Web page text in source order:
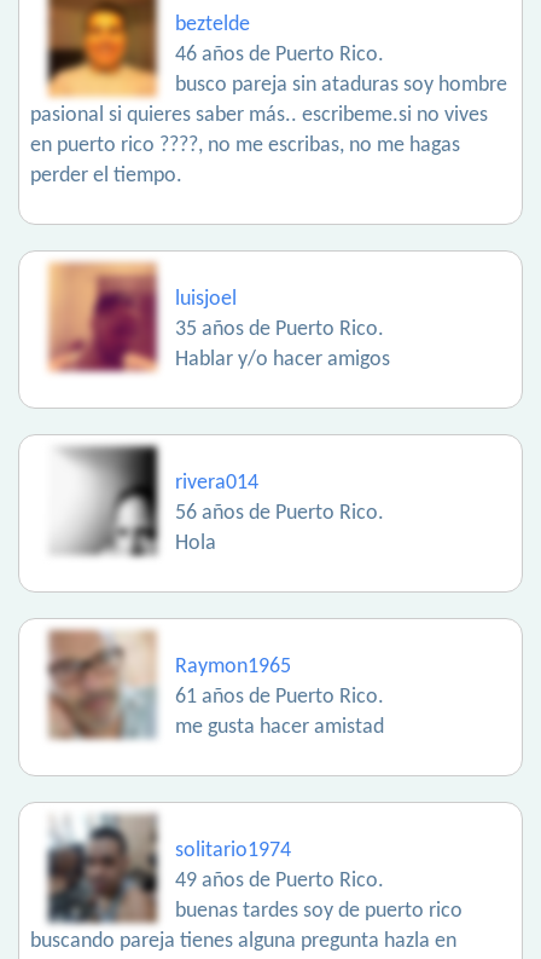
beztelde
46 años de Puerto Rico.
busco pareja sin ataduras soy hombre
pasional si quieres saber más.. escribeme.si no vives
en puerto rico ????, no me escribas, no me hagas
perder el tiempo.
luisjoel
35 años de Puerto Rico.
Hablar y/o hacer amigos
rivera014
56 años de Puerto Rico.
Hola
Raymon1965
61 años de Puerto Rico.
me gusta hacer amistad
solitario1974
49 años de Puerto Rico.
buenas tardes soy de puerto rico
buscando pareja tienes alguna pregunta hazla en